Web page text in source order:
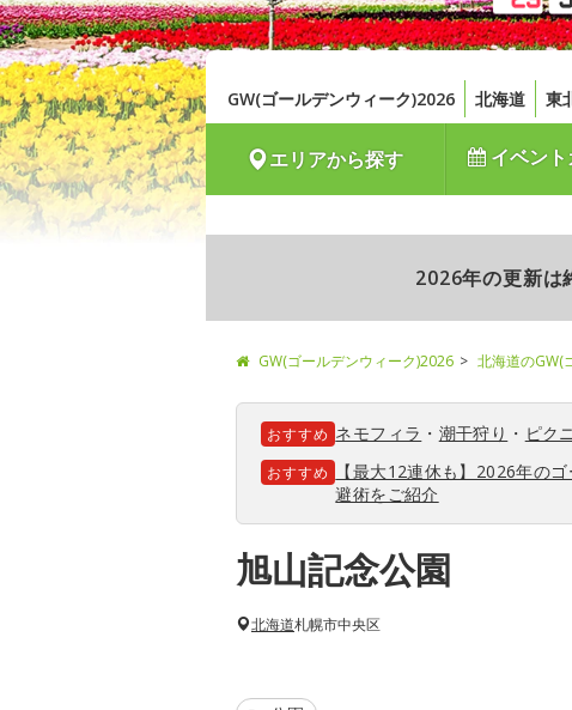
GW(ゴールデンウィーク)2026 北海道 東
エリアから探す イベント
2026年の更新は
GW(ゴールデンウィーク)2026 北海道のGW(
おすすめ ネモフィラ ・ 潮干狩り ・ ピク
おすすめ
【最大12連休も】2026年の
避術をご紹介
旭山記念公園
北海道札幌市中央区